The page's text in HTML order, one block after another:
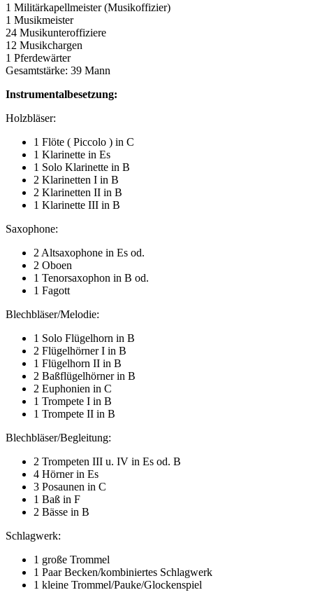
1 Militärkapellmeister (Musikoffizier)
1 Musikmeister
24 Musikunteroffiziere
12 Musikchargen
1 Pferdewärter
Gesamtstärke: 39 Mann
Instrumentalbesetzung:
Holzbläser:
1 Flöte ( Piccolo ) in C
1 Klarinette in Es
1 Solo Klarinette in B
2 Klarinetten I in B
2 Klarinetten II in B
1 Klarinette III in B
Saxophone:
2 Altsaxophone in Es od.
2 Oboen
1 Tenorsaxophon in B od.
1 Fagott
Blechbläser/Melodie:
1 Solo Flügelhorn in B
2 Flügelhörner I in B
1 Flügelhorn II in B
2 Baßflügelhörner in B
2 Euphonien in C
1 Trompete I in B
1 Trompete II in B
Blechbläser/Begleitung:
2 Trompeten III u. IV in Es od. B
4 Hörner in Es
3 Posaunen in C
1 Baß in F
2 Bässe in B
Schlagwerk:
1 große Trommel
1 Paar Becken/kombiniertes Schlagwerk
1 kleine Trommel/Pauke/Glockenspiel